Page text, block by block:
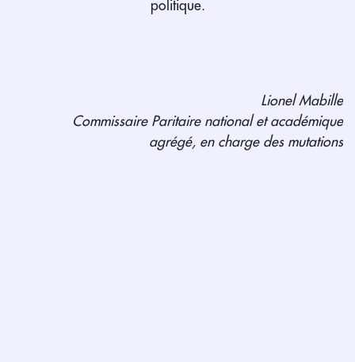
politique.
Lionel Mabille
Commissaire Paritaire national et académique
agrégé, en charge des mutations